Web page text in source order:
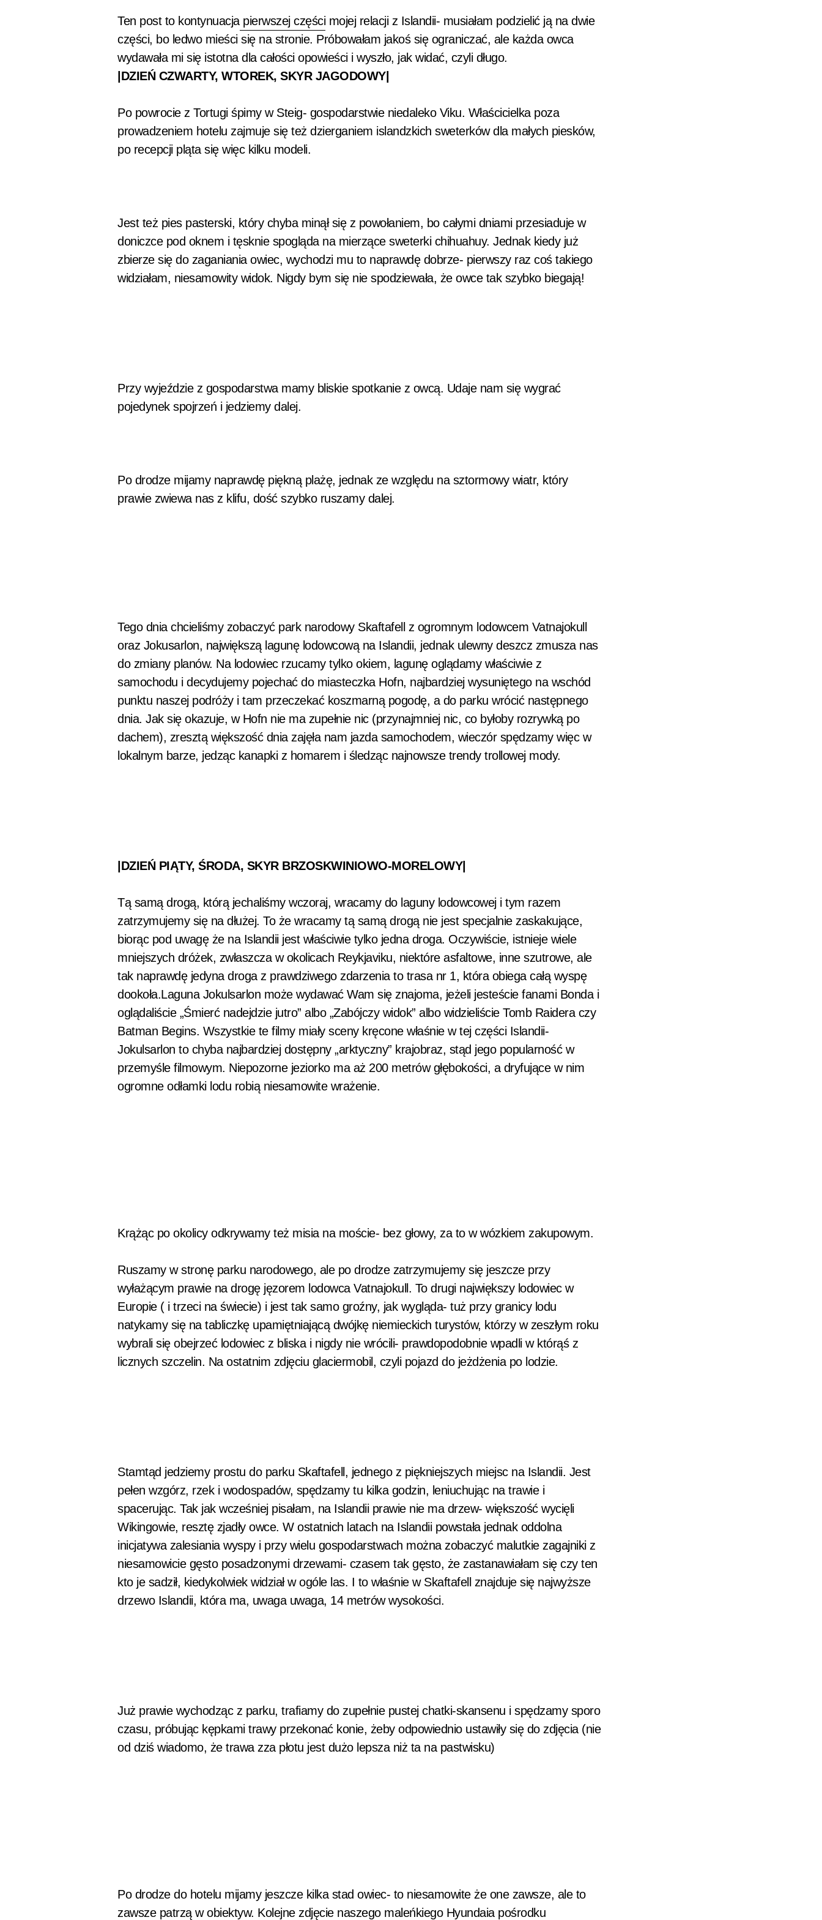
Ten post to kontynuacjapierwszej częścimojej relacji z Islandii- musiałam podzielić ją na dwie
części, bo ledwo mieści się na stronie. Próbowałam jakoś się ograniczać, ale każda owca
wydawała mi się istotna dla całości opowieści i wyszło, jak widać, czyli długo.
|DZIEŃ CZWARTY, WTOREK, SKYR JAGODOWY|
Po powrocie z Tortugi śpimy w Steig- gospodarstwie niedaleko Viku. Właścicielka poza
prowadzeniem hotelu zajmuje się też dzierganiem islandzkich sweterków dla małych piesków,
po recepcji pląta się więc kilku modeli.
Jest też pies pasterski, który chyba minął się z powołaniem, bo całymi dniami przesiaduje w
doniczce pod oknem i tęsknie spogląda na mierzące sweterki chihuahuy. Jednak kiedy już
zbierze się do zaganiania owiec, wychodzi mu to naprawdę dobrze- pierwszy raz coś takiego
widziałam, niesamowity widok. Nigdy bym się nie spodziewała, że owce tak szybko biegają!
Przy wyjeździe z gospodarstwa mamy bliskie spotkanie z owcą. Udaje nam się wygrać
pojedynek spojrzeń i jedziemy dalej.
Po drodze mijamy naprawdę piękną plażę, jednak ze względu na sztormowy wiatr, który
prawie zwiewa nas z klifu, dość szybko ruszamy dalej.
Tego dnia chcieliśmy zobaczyć park narodowy Skaftafell z ogromnym lodowcem Vatnajokull
oraz Jokusarlon, największą lagunę lodowcową na Islandii, jednak ulewny deszcz zmusza nas
do zmiany planów. Na lodowiec rzucamy tylko okiem, lagunę oglądamy właściwie z
samochodu i decydujemy pojechać do miasteczka Hofn, najbardziej wysuniętego na wschód
punktu naszej podróży i tam przeczekać koszmarną pogodę, a do parku wrócić następnego
dnia. Jak się okazuje, w Hofn nie ma zupełnie nic (przynajmniej nic, co byłoby rozrywką po
dachem), zresztą większość dnia zajęła nam jazda samochodem, wieczór spędzamy więc w
lokalnym barze, jedząc kanapki z homarem i śledząc najnowsze trendy trollowej mody.
|DZIEŃ PIĄTY, ŚRODA, SKYR BRZOSKWINIOWO-MORELOWY|
Tą samą drogą, którą jechaliśmy wczoraj, wracamy do laguny lodowcowej i tym razem
zatrzymujemy się na dłużej. To że wracamy tą samą drogą nie jest specjalnie zaskakujące,
biorąc pod uwagę że na Islandii jest właściwie tylko jedna droga. Oczywiście, istnieje wiele
mniejszych dróżek, zwłaszcza w okolicach Reykjaviku, niektóre asfaltowe, inne szutrowe, ale
tak naprawdę jedyna droga z prawdziwego zdarzenia to trasa nr 1, która obiega całą wyspę
dookoła.Laguna Jokulsarlon może wydawać Wam się znajoma, jeżeli jesteście fanami Bonda i
oglądaliście „Śmierć nadejdzie jutro” albo „Zabójczy widok” albo widzieliście Tomb Raidera czy
Batman Begins. Wszystkie te filmy miały sceny kręcone właśnie w tej części Islandii-
Jokulsarlon to chyba najbardziej dostępny „arktyczny” krajobraz, stąd jego popularność w
przemyśle filmowym. Niepozorne jeziorko ma aż 200 metrów głębokości, a dryfujące w nim
ogromne odłamki lodu robią niesamowite wrażenie.
Krążąc po okolicy odkrywamy też misia na moście- bez głowy, za to w wózkiem zakupowym.
Ruszamy w stronę parku narodowego, ale po drodze zatrzymujemy się jeszcze przy
wyłażącym prawie na drogę jęzorem lodowca Vatnajokull. To drugi największy lodowiec w
Europie ( i trzeci na świecie) i jest tak samo groźny, jak wygląda- tuż przy granicy lodu
natykamy się na tabliczkę upamiętniającą dwójkę niemieckich turystów, którzy w zeszłym roku
wybrali się obejrzeć lodowiec z bliska i nigdy nie wrócili- prawdopodobnie wpadli w którąś z
licznych szczelin. Na ostatnim zdjęciu glaciermobil, czyli pojazd do jeżdżenia po lodzie.
Stamtąd jedziemy prostu do parku Skaftafell, jednego z piękniejszych miejsc na Islandii. Jest
pełen wzgórz, rzek i wodospadów, spędzamy tu kilka godzin, leniuchując na trawie i
spacerując. Tak jak wcześniej pisałam, na Islandii prawie nie ma drzew- większość wycięli
Wikingowie, resztę zjadły owce. W ostatnich latach na Islandii powstała jednak oddolna
inicjatywa zalesiania wyspy i przy wielu gospodarstwach można zobaczyć malutkie zagajniki z
niesamowicie gęsto posadzonymi drzewami- czasem tak gęsto, że zastanawiałam się czy ten
kto je sadził, kiedykolwiek widział w ogóle las. I to właśnie w Skaftafell znajduje się najwyższe
drzewo Islandii, która ma, uwaga uwaga, 14 metrów wysokości.
Już prawie wychodząc z parku, trafiamy do zupełnie pustej chatki-skansenu i spędzamy sporo
czasu, próbując kępkami trawy przekonać konie, żeby odpowiednio ustawiły się do zdjęcia (nie
od dziś wiadomo, że trawa zza płotu jest dużo lepsza niż ta na pastwisku)
Po drodze do hotelu mijamy jeszcze kilka stad owiec- to niesamowite że one zawsze, ale to
zawsze patrzą w obiektyw. Kolejne zdjęcie naszego maleńkiego Hyundaia pośrodku